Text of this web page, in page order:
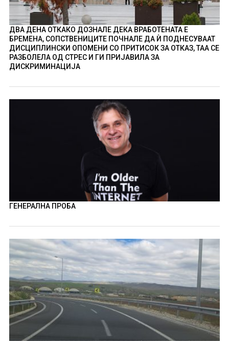
ДВА ДЕНА ОТКАКО ДОЗНАЛЕ ДЕКА ВРАБОТЕНАТА Е
БРЕМЕНА, СОПСТВЕНИЦИТЕ ПОЧНАЛЕ ДА Ѝ ПОДНЕСУВААТ
ДИСЦИПЛИНСКИ ОПОМЕНИ СО ПРИТИСОК ЗА ОТКАЗ, ТАА СЕ
РАЗБОЛЕЛА ОД СТРЕС И ГИ ПРИЈАВИЛА ЗА
ДИСКРИМИНАЦИЈА
ГЕНЕРАЛНА ПРОБА